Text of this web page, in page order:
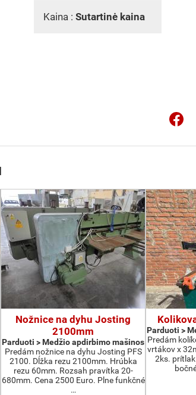
Kaina : Sutartinė kaina
Nožnice na dyhu Josting
2100mm
Parduoti > Medžio apdirbimo mašinos
Predám nožnice na dyhu Josting PFS
2100. Dĺžka rezu 2100mm. Hrúbka
rezu 60mm. Rozsah pravítka 20-
680mm. Cena 2500 Euro. Plne funkčné
…
Parduoti >
Predám
vrtákov x
2ks.